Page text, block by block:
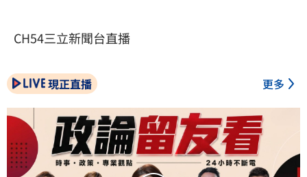
CH54三立新聞台直播
現正直播 更多